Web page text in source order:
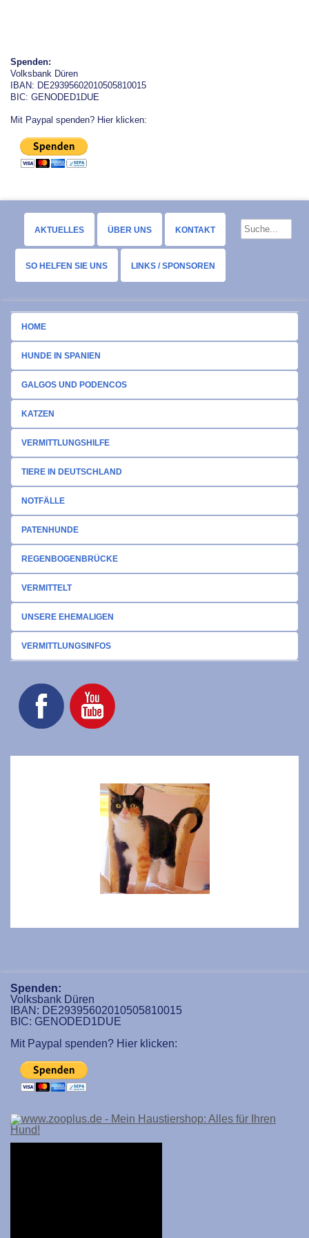
Spenden:
Volksbank Düren
IBAN: DE29395602010505810015
BIC: GENODED1DUE
Mit Paypal spenden? Hier klicken:
AKTUELLES ÜBER UNS KONTAKT
SO HELFEN SIE UNS LINKS / SPONSOREN
HOME
HUNDE IN SPANIEN
GALGOS UND PODENCOS
KATZEN
VERMITTLUNGSHILFE
TIERE IN DEUTSCHLAND
NOTFÄLLE
PATENHUNDE
REGENBOGENBRÜCKE
VERMITTELT
UNSERE EHEMALIGEN
VERMITTLUNGSINFOS
Spenden:
Volksbank Düren
IBAN: DE29395602010505810015
BIC: GENODED1DUE
Mit Paypal spenden? Hier klicken: